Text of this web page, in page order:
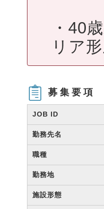
・40
リア
募集要項
JOB ID
勤務先名
職種
勤務地
施設形態